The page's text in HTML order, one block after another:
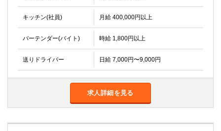
キッチン(社員) 月給 400,000円以上
バーテンダー(バイト) 時給 1,800円以上
送りドライバー 日給 7,000円〜9,000円
求人詳細を見る
船橋
津田沼
成田
千葉
柏（東口）
下総中山
茂原
松戸
本八幡
浦安